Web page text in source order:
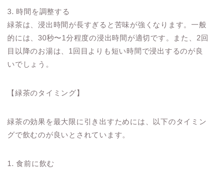
3. 時間を調整する
緑茶は、浸出時間が長すぎると苦味が強くなります。一般
的には、30秒〜1分程度の浸出時間が適切です。また、2回
目以降のお湯は、1回目よりも短い時間で浸出するのが良
いでしょう。
【緑茶のタイミング】
緑茶の効果を最大限に引き出すためには、以下のタイミン
グで飲むのが良いとされています。
1. 食前に飲む